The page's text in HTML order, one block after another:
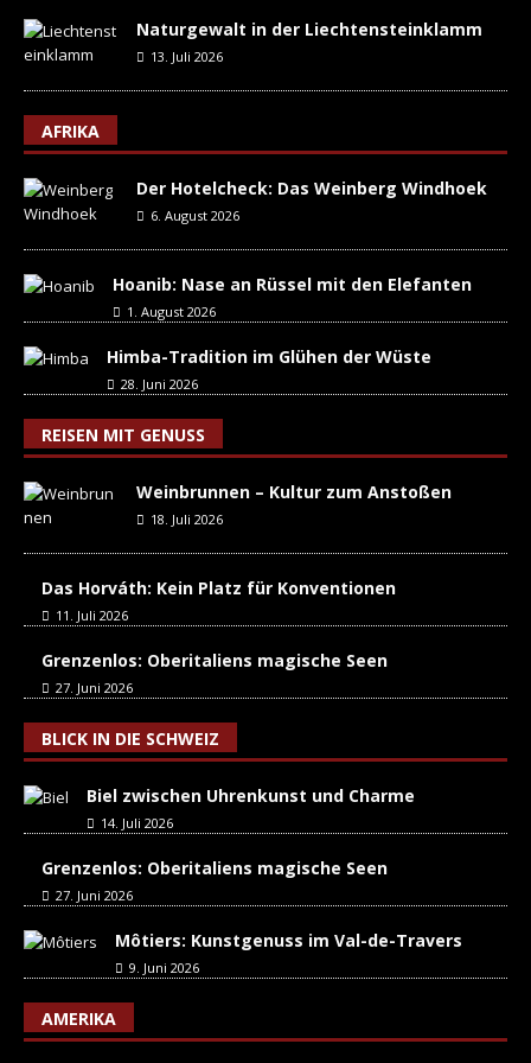
Naturgewalt in der Liechtensteinklamm
13. Juli 2026
AFRIKA
Der Hotelcheck: Das Weinberg Windhoek
6. August 2026
Hoanib: Nase an Rüssel mit den Elefanten
1. August 2026
Himba-Tradition im Glühen der Wüste
28. Juni 2026
REISEN MIT GENUSS
Weinbrunnen – Kultur zum Anstoßen
18. Juli 2026
Das Horváth: Kein Platz für Konventionen
11. Juli 2026
Grenzenlos: Oberitaliens magische Seen
27. Juni 2026
BLICK IN DIE SCHWEIZ
Biel zwischen Uhrenkunst und Charme
14. Juli 2026
Grenzenlos: Oberitaliens magische Seen
27. Juni 2026
Môtiers: Kunstgenuss im Val-de-Travers
9. Juni 2026
AMERIKA